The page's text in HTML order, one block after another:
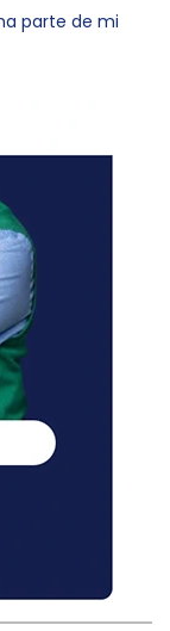
parte de mi